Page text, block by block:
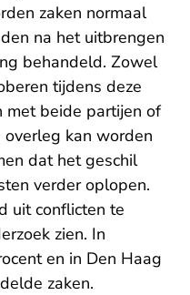
zaken normaal
na het uitbrengen
behandeld. Zowel
tijdens deze
met beide partijen of
kan worden
dat het geschil
verder oplopen.
uit conflicten te
zien. In
en in Den Haag
zaken.